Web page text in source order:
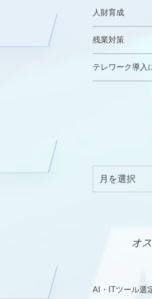
人財育成
残業対策
テレワーク導入
オ
AI・ITツール選